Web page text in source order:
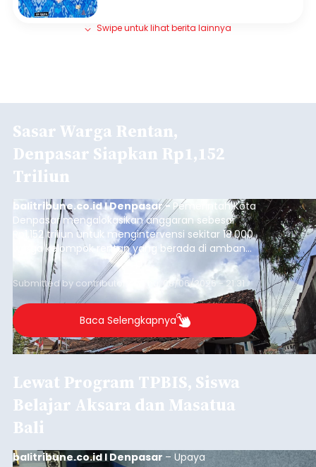
Swipe untuk lihat berita lainnya
Sasar Warga Rentan,
Denpasar Siapkan Rp1,152
Triliun
balitribune.co.id I Denpasar - Pemerintah Kota
Denpasar mengalokasikan anggaran sebesar
Rp1,152 triliun untuk mengintervensi sekitar 18.000
warga kelompok rentan yang berada di ambang
garis kemiskinan. Langkah strategis ini diambil
guna menjaga masyarakat yang berada pada
kelompok desil 5 dan 6 tersebut agar tidak
merosot ke kategori miskin.
Submitted by contributor Thu, 08/06/2026 - 21:31
Baca Selengkapnya
Lewat Program TPBIS, Siswa
Belajar Aksara dan Masatua
Bali
balitribune.co.id I Denpasar – Upaya